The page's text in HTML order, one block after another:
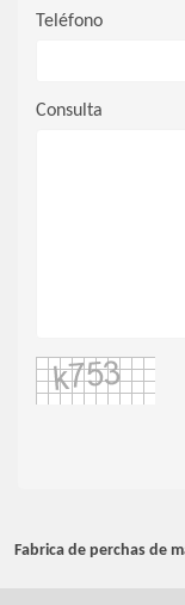
Teléfono
Consulta
Fabrica de perchas de